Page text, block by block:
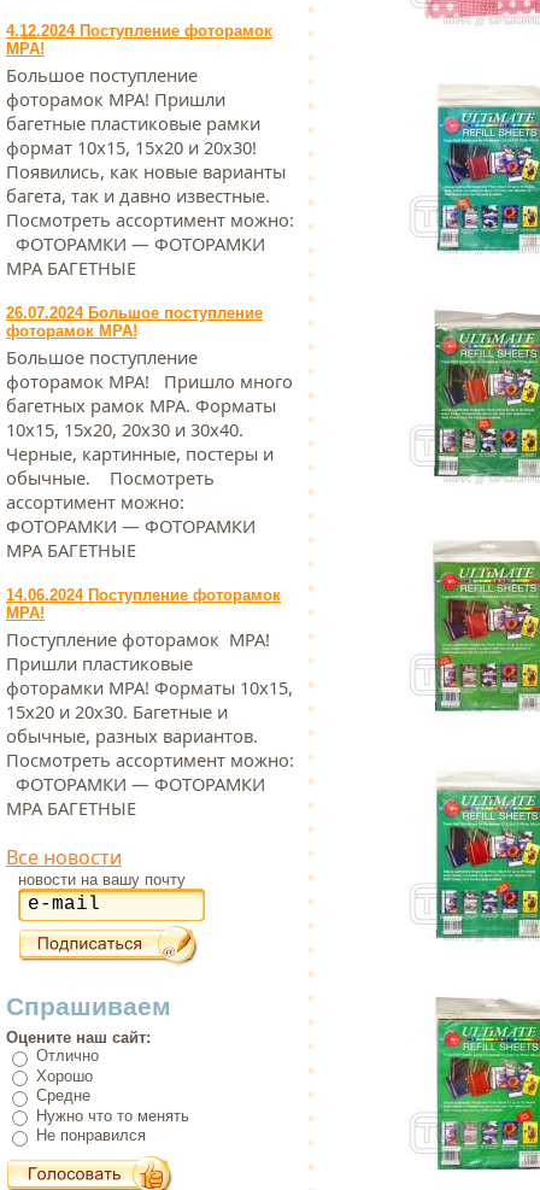
4.12.2024 Поступление фоторамок
МРА!
Большое поступление
фоторамок МРА! Пришли
багетные пластиковые рамки
формат 10х15, 15х20 и 20х30!
Появились, как новые варианты
багета, так и давно известные.
Посмотреть ассортимент можно:
ФОТОРАМКИ — ФОТОРАМКИ
МРА БАГЕТНЫЕ
26.07.2024 Большое поступление
фоторамок МРА!
Большое поступление
фоторамок МРА! Пришло много
багетных рамок МРА. Форматы
10х15, 15х20, 20х30 и 30х40.
Черные, картинные, постеры и
обычные. Посмотреть
ассортимент можно:
ФОТОРАМКИ — ФОТОРАМКИ
МРА БАГЕТНЫЕ
14.06.2024 Поступление фоторамок
МРА!
Поступление фоторамок МРА!
Пришли пластиковые
фоторамки МРА! Форматы 10х15,
15х20 и 20х30. Багетные и
обычные, разных вариантов.
Посмотреть ассортимент можно:
ФОТОРАМКИ — ФОТОРАМКИ
МРА БАГЕТНЫЕ
Все новости
новости на вашу почту
Спрашиваем
Оцените наш сайт:
Отлично
Хорошо
Средне
Нужно что то менять
Не понравился